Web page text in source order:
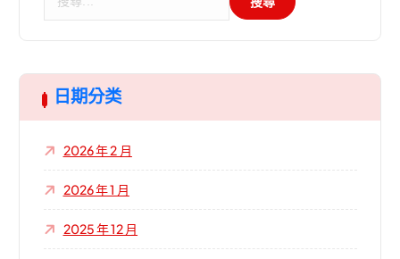
字
:
日期分类
2026 年 2 月
2026 年 1 月
2025 年 12 月